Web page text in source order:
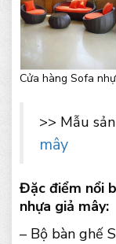
Cửa hàng Sofa
>> Mẫu
mây
Đặc điểm nổi
nhựa giả mây:
– Bộ bàn ghế